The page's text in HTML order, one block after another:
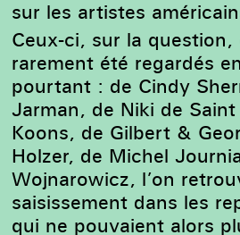
sur les artistes
Ceux-ci, sur la
rarement été regardés
pourtant : de Cindy
Jarman, de Niki de
Koons, de Gilbert &
Holzer, de Michel
Wojnarowicz, l’on
saisissement dans les
qui ne pouvaient alors